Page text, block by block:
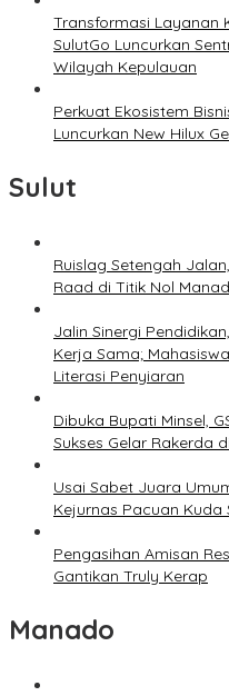
Transformasi Layanan
SulutGo Luncurkan
Wilayah Kepulauan
Perkuat Ekosistem
Luncurkan New Hilux
Sulut
Ruislag Setengah
Raad di Titik Nol
Jalin Sinergi
Kerja Sama;
Literasi Penyiaran
Dibuka Bupati Minsel,
Sukses Gelar Rakerda
Usai Sabet Juara
Kejurnas Pacuan Kuda
Pengasihan Amisan
Gantikan Truly Kerap
Manado